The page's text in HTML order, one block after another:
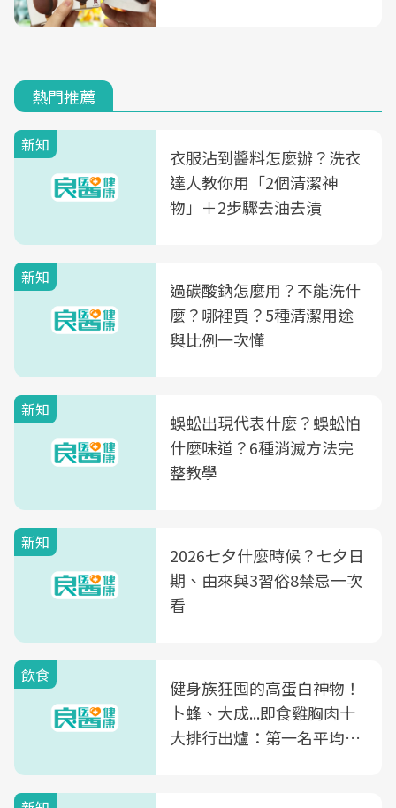
熱門推薦
新知
衣服沾到醬料怎麼辦？洗衣
達人教你用「2個清潔神
物」＋2步驟去油去漬
新知
過碳酸鈉怎麼用？不能洗什
麼？哪裡買？5種清潔用途
與比例一次懂
新知
蜈蚣出現代表什麼？蜈蚣怕
什麼味道？6種消滅方法完
整教學
新知
2026七夕什麼時候？七夕日
期、由來與3習俗8禁忌一次
看
飲食
健身族狂囤的高蛋白神物！
卜蜂、大成...即食雞胸肉十
大排行出爐：第一名平均一